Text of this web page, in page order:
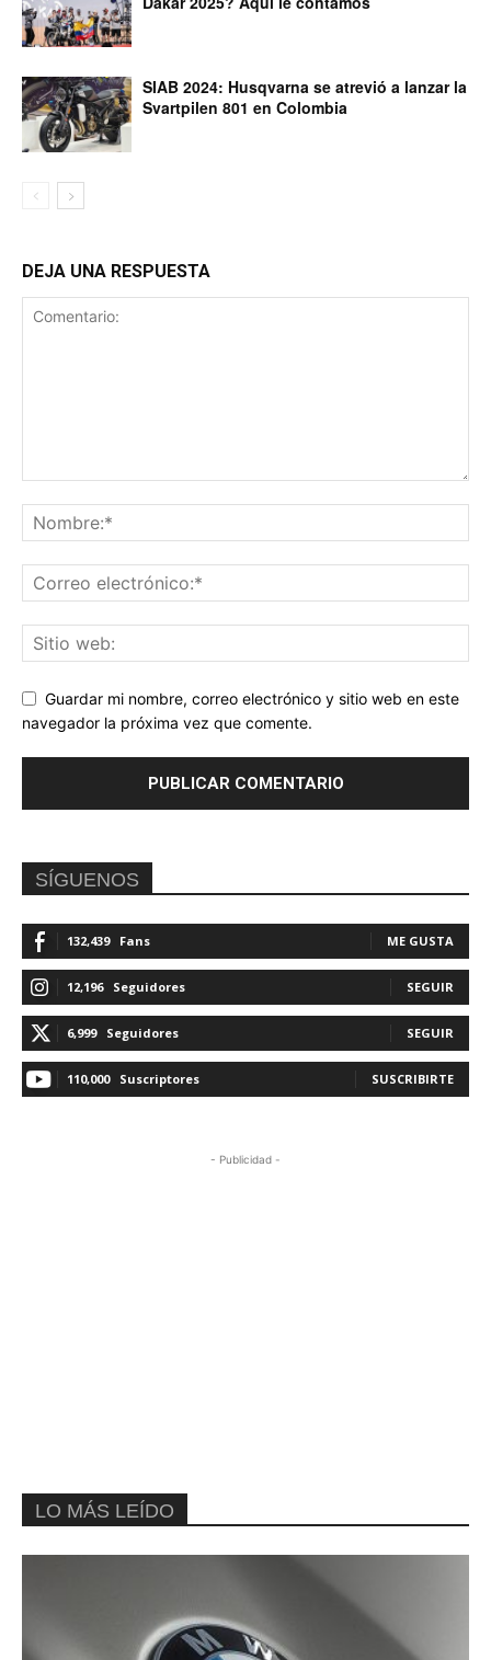
SIAB 2024: Husqvarna se atrevió a lanzar la
Svartpilen 801 en Colombia
DEJA UNA RESPUESTA
Guardar mi nombre, correo electrónico y sitio web en este
navegador la próxima vez que comente.
SÍGUENOS
132,439 Fans ME GUSTA
12,196 Seguidores SEGUIR
6,999 Seguidores SEGUIR
110,000 Suscriptores SUSCRIBIRTE
- Publicidad -
LO MÁS LEÍDO